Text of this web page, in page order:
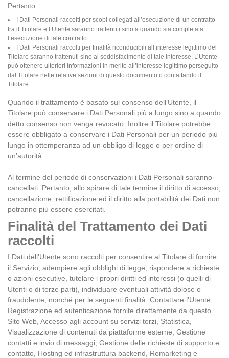
Pertanto:
I Dati Personali raccolti per scopi collegati all’esecuzione di un contratto
tra il Titolare e l’Utente saranno trattenuti sino a quando sia completata
l’esecuzione di tale contratto.
I Dati Personali raccolti per finalità riconducibili all’interesse legittimo del
Titolare saranno trattenuti sino al soddisfacimento di tale interesse. L’Utente
può ottenere ulteriori informazioni in merito all’interesse legittimo perseguito
dal Titolare nelle relative sezioni di questo documento o contattando il
Titolare.
Quando il trattamento è basato sul consenso dell’Utente, il
Titolare può conservare i Dati Personali più a lungo sino a quando
detto consenso non venga revocato. Inoltre il Titolare potrebbe
essere obbligato a conservare i Dati Personali per un periodo più
lungo in ottemperanza ad un obbligo di legge o per ordine di
un’autorità.
Al termine del periodo di conservazioni i Dati Personali saranno
cancellati. Pertanto, allo spirare di tale termine il diritto di accesso,
cancellazione, rettificazione ed il diritto alla portabilità dei Dati non
potranno più essere esercitati.
Finalità del Trattamento dei Dati
raccolti
I Dati dell’Utente sono raccolti per consentire al Titolare di fornire
il Servizio, adempiere agli obblighi di legge, rispondere a richieste
o azioni esecutive, tutelare i propri diritti ed interessi (o quelli di
Utenti o di terze parti), individuare eventuali attività dolose o
fraudolente, nonché per le seguenti finalità: Contattare l’Utente,
Registrazione ed autenticazione fornite direttamente da questo
Sito Web, Accesso agli account su servizi terzi, Statistica,
Visualizzazione di contenuti da piattaforme esterne, Gestione
contatti e invio di messaggi, Gestione delle richieste di supporto e
contatto, Hosting ed infrastruttura backend, Remarketing e